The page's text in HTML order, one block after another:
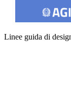
Linee guida di